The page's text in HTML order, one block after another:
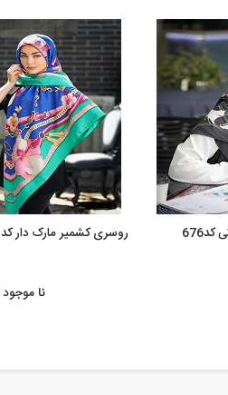
روسری کشمیر مارک دار کد 374
نا موجود